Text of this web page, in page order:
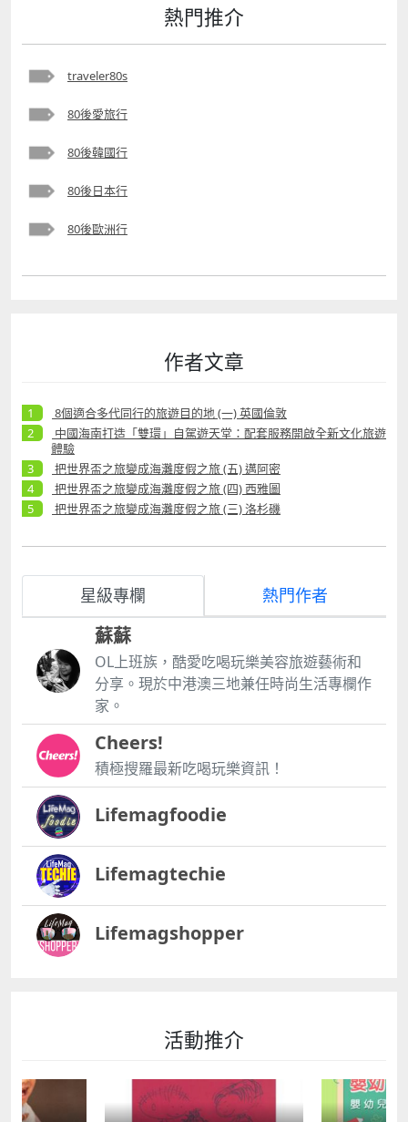
熱門推介
traveler80s
80後愛旅行
80後韓國行
80後日本行
80後歐洲行
作者文章
8個適合多代同行的旅遊目的地 (一) 英國倫敦
中國海南打造「雙環」自駕遊天堂：配套服務開啟全新文化旅遊
體驗
把世界盃之旅變成海灘度假之旅 (五) 邁阿密
把世界盃之旅變成海灘度假之旅 (四) 西雅圖
把世界盃之旅變成海灘度假之旅 (三) 洛杉磯
星級專欄 熱門作者
蘇蘇
OL上班族，酷愛吃喝玩樂美容旅遊藝術和
分享。現於中港澳三地兼任時尚生活專欄作
家。
Cheers!
積極搜羅最新吃喝玩樂資訊！
Lifemagfoodie
Lifemagtechie
Lifemagshopper
活動推介